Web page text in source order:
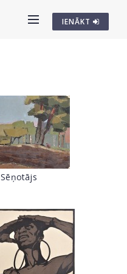
IENĀKT
Sēņotājs